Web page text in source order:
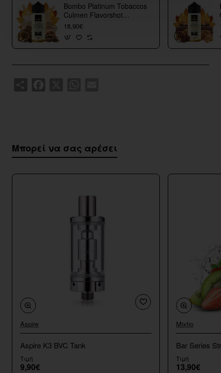
Bombo Platinum Tobaccos
Culmen Flavorshot
40/120ml
18,90€
Μπορεί να σας αρέσει
Aspire
Aspire K3 BVC Tank
Τιμή
9,90€
Mixtio
Bar Series
Τιμή
13,90€